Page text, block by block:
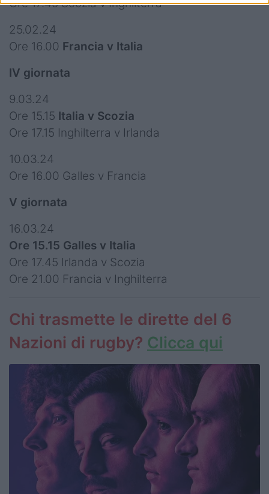
Ore 17.45 Scozia v Inghilterra
25.02.24
Ore 16.00 Francia v Italia
IV giornata
9.03.24
Ore 15.15 Italia v Scozia
Ore 17.15 Inghilterra v Irlanda
10.03.24
Ore 16.00 Galles v Francia
V giornata
16.03.24
Ore 15.15 Galles v Italia
Ore 17.45 Irlanda v Scozia
Ore 21.00 Francia v Inghilterra
Chi trasmette le dirette del 6
Nazioni di rugby? Clicca qui